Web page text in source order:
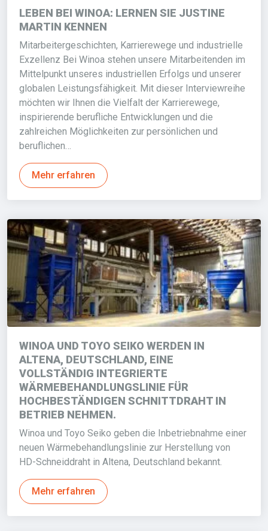
LEBEN BEI WINOA: LERNEN SIE JUSTINE
MARTIN KENNEN
Mitarbeitergeschichten, Karrierewege und industrielle
Exzellenz Bei Winoa stehen unsere Mitarbeitenden im
Mittelpunkt unseres industriellen Erfolgs und unserer
globalen Leistungsfähigkeit. Mit dieser Interviewreihe
möchten wir Ihnen die Vielfalt der Karrierewege,
inspirierende berufliche Entwicklungen und die
zahlreichen Möglichkeiten zur persönlichen und
beruflichen…
Mehr erfahren
WINOA UND TOYO SEIKO WERDEN IN
ALTENA, DEUTSCHLAND, EINE
VOLLSTÄNDIG INTEGRIERTE
WÄRMEBEHANDLUNGSLINIE FÜR
HOCHBESTÄNDIGEN SCHNITTDRAHT IN
BETRIEB NEHMEN.
Winoa und Toyo Seiko geben die Inbetriebnahme einer
neuen Wärmebehandlungslinie zur Herstellung von
HD-Schneiddraht in Altena, Deutschland bekannt.
Mehr erfahren